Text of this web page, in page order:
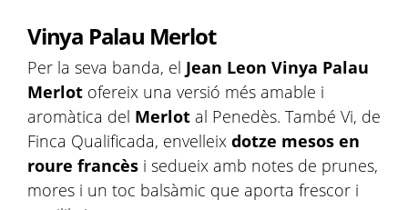
Vinya Palau Merlot
Per la seva banda, el Jean Leon Vinya Palau
Merlot ofereix una versió més amable i
aromàtica del Merlot al Penedès. També Vi, de
Finca Qualificada, envelleix dotze mesos en
roure francès i sedueix amb notes de prunes,
mores i un toc balsàmic que aporta frescor i